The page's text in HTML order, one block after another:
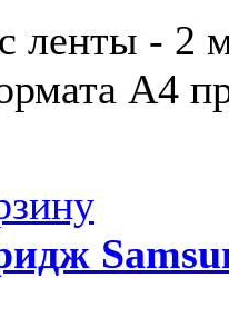
ленты - 2
A4